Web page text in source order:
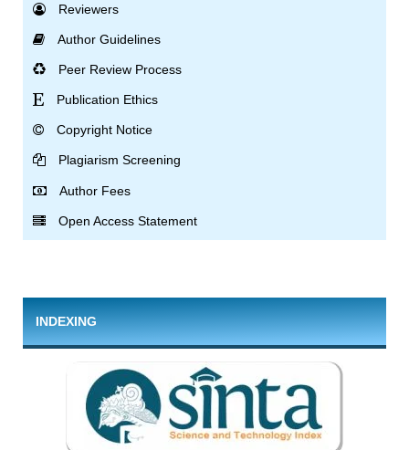
Reviewers
Author Guidelines
Peer Review Process
Publication Ethics
Copyright Notice
Plagiarism Screening
Author Fees
Open Access Statement
INDEXING